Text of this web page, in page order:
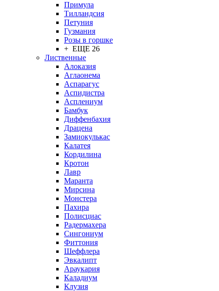
Примула
Тилландсия
Петуния
Гузмания
Розы в горшке
+ ЕЩЕ 26
Лиственные
Алоказия
Аглаонема
Аспарагус
Аспидистра
Асплениум
Бамбук
Диффенбахия
Драцена
Замиокулькас
Калатея
Кордилина
Кротон
Лавр
Маранта
Мирсина
Монстера
Пахира
Полисциас
Радермахера
Сингониум
Фиттония
Шеффлера
Эвкалипт
Араукария
Каладиум
Клузия